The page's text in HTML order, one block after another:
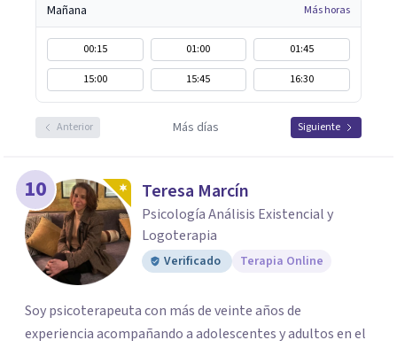
Mañana Más horas
00:15 01:00
01:45
15:00
15:45 16:30
Anterior Más días Siguiente
10 Teresa Marcín
Psicología Análisis Existencial y
Logoterapia
Verificado Terapia Online
Soy psicoterapeuta con más de veinte años de
experiencia acompañando a adolescentes y adultos en el